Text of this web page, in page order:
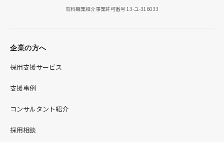
有料職業紹介事業許可番号 13-ユ-316033
企業の方へ
採用支援サービス
支援事例
コンサルタント紹介
採用相談